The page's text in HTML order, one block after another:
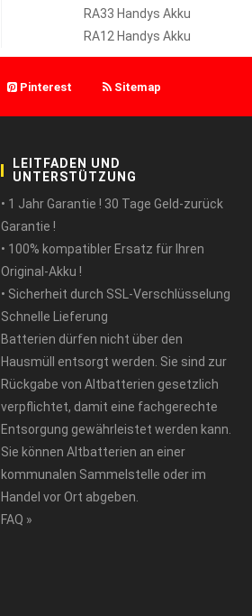
RA33 Handys Akku
RA12 Handys Akku
Pinterest Sitemap
LEITFADEN UND
UNTERSTÜTZUNG
• 1 Jahr Garantie ! 30 Tage Geld-zurück
Garantie !
• 100% kompatibler Ersatz für Ihren
Original-Akku !
• Sicherheit durch SSL-Verschlüsselung
Schnelle Lieferung
Batterien dürfen nicht über den
Hausmüll entsorgt werden. Sie sind zur
Rückgabe von Altbatterien gesetzlich
verpflichtet, damit eine fachgerechte
Entsorgung gewährleistet werden kann.
Sie können Altbatterien an einer
kommunalen Sammelstelle oder im
Handel vor Ort abgeben.
FAQ »